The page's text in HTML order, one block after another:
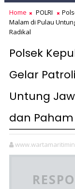
Home POLRI
Malam di Pulau
Radikal
Polsek
Gelar
Untung
dan Paham